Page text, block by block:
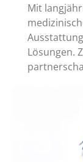
Mit
Lösungen.